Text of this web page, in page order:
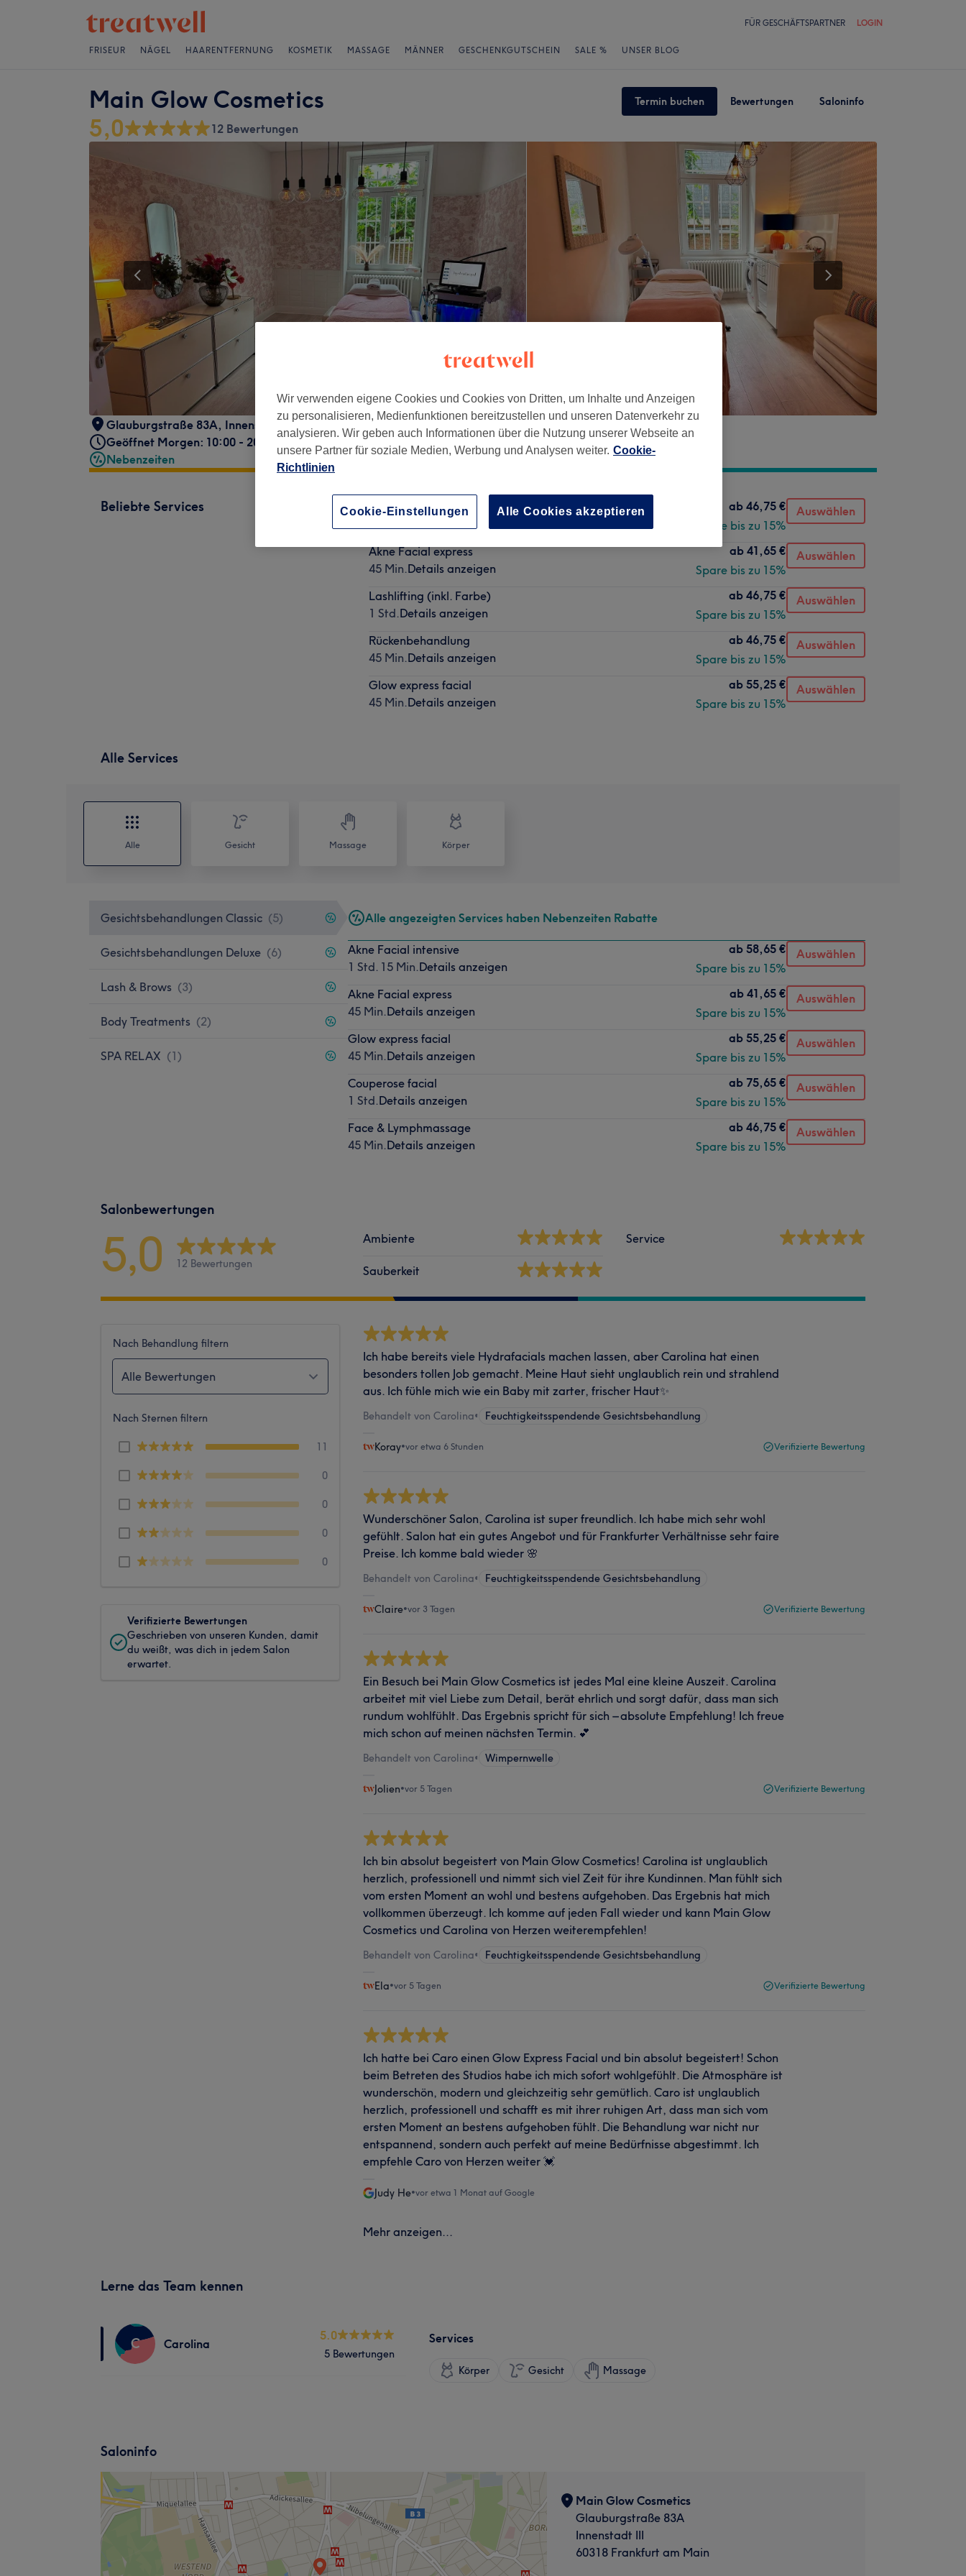
FÜR GESCHÄFTSPARTNER LOGIN
FRISEUR NÄGEL HAARENTFERNUNG KOSMETIK MASSAGE MÄNNER GESCHENKGUTSCHEIN SALE % UNSER BLOG
Main Glow Cosmetics Termin buchen Bewertungen Saloninfo
5,0 12 Bewertungen
Glauburgstraße 83A, Innenstadt III, Frankfurt am Main, 60318
Geöffnet Morgen: 10:00 - 20:00
Nebenzeiten
Beliebte Services
Face & Lymphmassage
ab 46,75 €
Spare bis zu 15%
Auswählen
Akne Facial express
45 Min.Details anzeigen
ab 41,65 €
Spare bis zu 15%
Auswählen
Lashlifting (inkl. Farbe)
1 Std.Details anzeigen
ab 46,75 €
Spare bis zu 15%
Auswählen
Rückenbehandlung
45 Min.Details anzeigen
ab 46,75 €
Spare bis zu 15%
Auswählen
Glow express facial
45 Min.Details anzeigen
ab 55,25 €
Spare bis zu 15%
Auswählen
Alle Services
Alle Gesicht Massage Körper
Gesichtsbehandlungen Classic (5)
Gesichtsbehandlungen Deluxe (6)
Lash & Brows (3)
Body Treatments (2)
SPA RELAX (1)
Alle angezeigten Services haben Nebenzeiten Rabatte
Akne Facial intensive
1 Std. 15 Min.Details anzeigen
ab 58,65 €
Spare bis zu 15%
Auswählen
Akne Facial express
45 Min.Details anzeigen
ab 41,65 €
Spare bis zu 15%
Auswählen
Glow express facial
45 Min.Details anzeigen
ab 55,25 €
Spare bis zu 15%
Auswählen
Couperose facial
1 Std.Details anzeigen
ab 75,65 €
Spare bis zu 15%
Auswählen
Face & Lymphmassage
45 Min.Details anzeigen
ab 46,75 €
Spare bis zu 15%
Auswählen
Salonbewertungen
5,0 12 Bewertungen
Ambiente
Sauberkeit
Service
Nach Behandlung filtern
Alle Bewertungen
Nach Sternen filtern
11
0
0
0
0
Verifizierte Bewertungen
Geschrieben von unseren Kunden, damit
du weißt, was dich in jedem Salon
erwartet.
Ich habe bereits viele Hydrafacials machen lassen, aber Carolina hat einen
besonders tollen Job gemacht. Meine Haut sieht unglaublich rein und strahlend
aus. Ich fühle mich wie ein Baby mit zarter, frischer Haut✨
Behandelt von Carolina• Feuchtigkeitsspendende Gesichtsbehandlung
Koray•vor etwa 6 Stunden Verifizierte Bewertung
Wunderschöner Salon, Carolina ist super freundlich. Ich habe mich sehr wohl
gefühlt. Salon hat ein gutes Angebot und für Frankfurter Verhältnisse sehr faire
Preise. Ich komme bald wieder 🌸
Behandelt von Carolina• Feuchtigkeitsspendende Gesichtsbehandlung
Claire•vor 3 Tagen Verifizierte Bewertung
Ein Besuch bei Main Glow Cosmetics ist jedes Mal eine kleine Auszeit. Carolina
arbeitet mit viel Liebe zum Detail, berät ehrlich und sorgt dafür, dass man sich
rundum wohlfühlt. Das Ergebnis spricht für sich – absolute Empfehlung! Ich freue
mich schon auf meinen nächsten Termin. 💕
Behandelt von Carolina• Wimpernwelle
Jolien•vor 5 Tagen Verifizierte Bewertung
Ich bin absolut begeistert von Main Glow Cosmetics! Carolina ist unglaublich
herzlich, professionell und nimmt sich viel Zeit für ihre Kundinnen. Man fühlt sich
vom ersten Moment an wohl und bestens aufgehoben. Das Ergebnis hat mich
vollkommen überzeugt. Ich komme auf jeden Fall wieder und kann Main Glow
Cosmetics und Carolina von Herzen weiterempfehlen!
Behandelt von Carolina• Feuchtigkeitsspendende Gesichtsbehandlung
Ela•vor 5 Tagen Verifizierte Bewertung
Ich hatte bei Caro einen Glow Express Facial und bin absolut begeistert! Schon
beim Betreten des Studios habe ich mich sofort wohlgefühlt. Die Atmosphäre ist
wunderschön, modern und gleichzeitig sehr gemütlich. Caro ist unglaublich
herzlich, professionell und schafft es mit ihrer ruhigen Art, dass man sich vom
ersten Moment an bestens aufgehoben fühlt. Die Behandlung war nicht nur
entspannend, sondern auch perfekt auf meine Bedürfnisse abgestimmt. Ich
empfehle Caro von Herzen weiter 💓
Judy He•vor etwa 1 Monat auf Google
Mehr anzeigen...
Lerne das Team kennen
C Carolina
5.0
5 Bewertungen
Services
Körper Gesicht Massage
Saloninfo
Main Glow Cosmetics
Glauburgstraße 83A
Innenstadt III
60318 Frankfurt am Main
Wir verwenden eigene Cookies und Cookies von Dritten, um Inhalte und Anzeigen
zu personalisieren, Medienfunktionen bereitzustellen und unseren Datenverkehr zu
analysieren. Wir geben auch Informationen über die Nutzung unserer Webseite an
unsere Partner für soziale Medien, Werbung und Analysen weiter. Cookie-
Richtlinien
Cookie-Einstellungen Alle Cookies akzeptieren